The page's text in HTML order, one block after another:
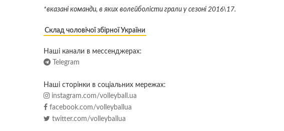
*вказані команди, в яких волейболісти грали у сезоні 2016\17.
Склад чоловічої збірної України
Наші канали в мессенджерах:
Telegram
Наші сторінки в соціальних мережах:
instagram.com/volleyball.ua
facebook.com/volleyballua
twitter.com/volleyballua